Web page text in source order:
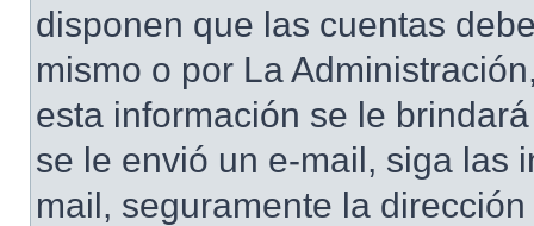
disponen que las cuentas
mismo o por La
esta información se le
se le envió un e-mail, siga las
mail, seguramente la